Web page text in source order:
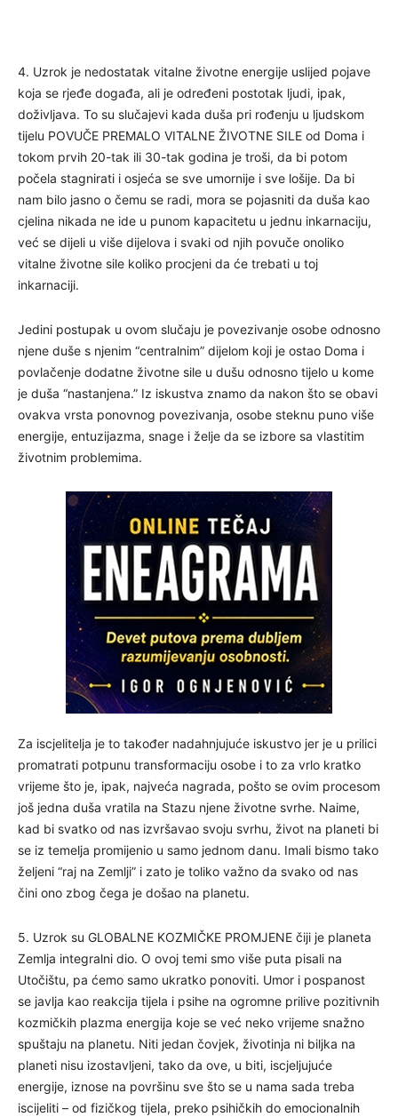
4. Uzrok je nedostatak vitalne životne energije uslijed pojave
koja se rjeđe događa, ali je određeni postotak ljudi, ipak,
doživljava. To su slučajevi kada duša pri rođenju u ljudskom
tijelu POVUČE PREMALO VITALNE ŽIVOTNE SILE od Doma i
tokom prvih 20-tak ili 30-tak godina je troši, da bi potom
počela stagnirati i osjeća se sve umornije i sve lošije. Da bi
nam bilo jasno o čemu se radi, mora se pojasniti da duša kao
cjelina nikada ne ide u punom kapacitetu u jednu inkarnaciju,
već se dijeli u više dijelova i svaki od njih povuče onoliko
vitalne životne sile koliko procjeni da će trebati u toj
inkarnaciji.
Jedini postupak u ovom slučaju je povezivanje osobe odnosno
njene duše s njenim “centralnim” dijelom koji je ostao Doma i
povlačenje dodatne životne sile u dušu odnosno tijelo u kome
je duša “nastanjena.” Iz iskustva znamo da nakon što se obavi
ovakva vrsta ponovnog povezivanja, osobe steknu puno više
energije, entuzijazma, snage i želje da se izbore sa vlastitim
životnim problemima.
Za iscjelitelja je to također nadahnjujuće iskustvo jer je u prilici
promatrati potpunu transformaciju osobe i to za vrlo kratko
vrijeme što je, ipak, najveća nagrada, pošto se ovim procesom
još jedna duša vratila na Stazu njene životne svrhe. Naime,
kad bi svatko od nas izvršavao svoju svrhu, život na planeti bi
se iz temelja promijenio u samo jednom danu. Imali bismo tako
željeni “raj na Zemlji” i zato je toliko važno da svako od nas
čini ono zbog čega je došao na planetu.
5. Uzrok su GLOBALNE KOZMIČKE PROMJENE čiji je planeta
Zemlja integralni dio. O ovoj temi smo više puta pisali na
Utočištu, pa ćemo samo ukratko ponoviti. Umor i pospanost
se javlja kao reakcija tijela i psihe na ogromne prilive pozitivnih
kozmičkih plazma energija koje se već neko vrijeme snažno
spuštaju na planetu. Niti jedan čovjek, životinja ni biljka na
planeti nisu izostavljeni, tako da ove, u biti, iscjeljujuće
energije, iznose na površinu sve što se u nama sada treba
iscijeliti – od fizičkog tijela, preko psihičkih do emocionalnih